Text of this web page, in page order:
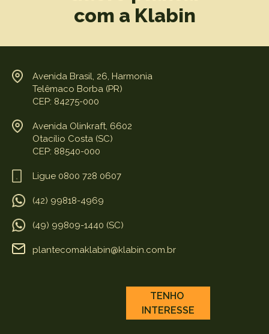
com a Klabin
Avenida Brasil, 26, Harmonia
Telêmaco Borba (PR)
CEP: 84275-000
Avenida Olinkraft, 6602
Otacílio Costa (SC)
CEP: 88540-000
Ligue 0800 728 0607
(42) 99818-4969
(49) 99809-1440 (SC)
plantecomaklabin@klabin.com.br
TENHO
INTERESSE